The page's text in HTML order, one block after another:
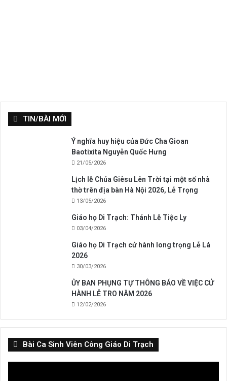
TIN/BÀI MỚI
Ý nghĩa huy hiệu của Đức Cha Gioan
Baotixita Nguyễn Quốc Hưng
21/05/2026
Lịch lễ Chúa Giêsu Lên Trời tại một số nhà
thờ trên địa bàn Hà Nội 2026, Lễ Trọng
13/05/2026
Giáo họ Di Trạch: Thánh Lễ Tiệc Ly
03/04/2026
Giáo họ Di Trạch cử hành long trọng Lễ Lá
2026
30/03/2026
ỦY BAN PHỤNG TỰ THÔNG BÁO VỀ VIỆC CỬ
HÀNH LỄ TRO NĂM 2026
12/02/2026
Bài Ca Sinh Viên Công Giáo Di Trạch